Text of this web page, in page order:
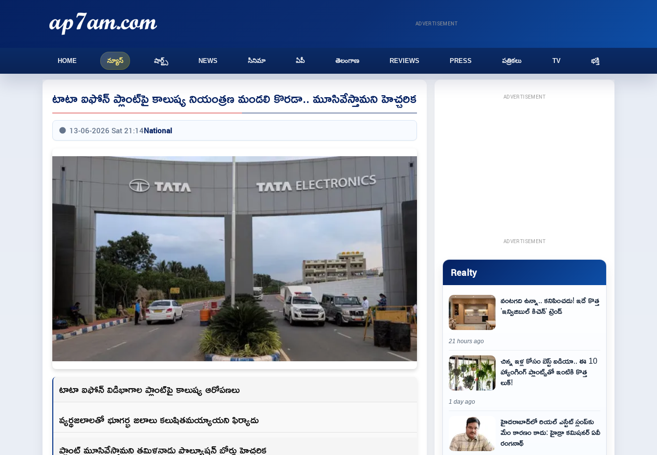
ADVERTISEMENT
HOME న్యూస్ షార్ట్స్ NEWS సినిమా ఏపీ తెలంగాణ REVIEWS PRESS పత్రికలు TV భక్తి
టాటా ఐఫోన్ ప్లాంట్‌పై కాలుష్య నియంత్రణ మండలి కొరడా.. మూసివేస్తామని హెచ్చరిక
13-06-2026 Sat 21:14National
టాటా ఐఫోన్ విడిభాగాల ప్లాంట్‌పై కాలుష్య ఆరోపణలు
వ్యర్థజలాలతో భూగర్భ జలాలు కలుషితమయ్యాయని ఫిర్యాదు
ప్లాంట్ మూసివేస్తామని తమిళనాడు పొల్యూషన్ బోర్డు హెచ్చరిక
ADVERTISEMENT
ADVERTISEMENT
Realty
వంటగది ఉన్నా.. కనిపించదు! ఇదే కొత్త
'ఇన్విజిబుల్ కిచెన్' ట్రెండ్
21 hours ago
చిన్న ఇళ్ల కోసం బెస్ట్ ఐడియా.. ఈ 10
హ్యాంగింగ్ ప్లాంట్స్‌తో ఇంటికి కొత్త
లుక్!
1 day ago
హైదరాబాద్‌లో రియల్ ఎస్టేట్ స్లంప్‌కు
మేం కారణం కాదు: హైడ్రా కమిషనర్ ఏవీ
రంగనాథ్